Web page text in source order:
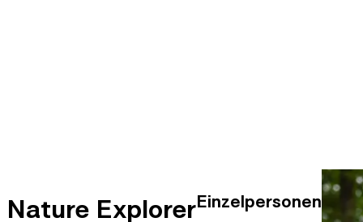
Nature ExplorerEinzelpersonen